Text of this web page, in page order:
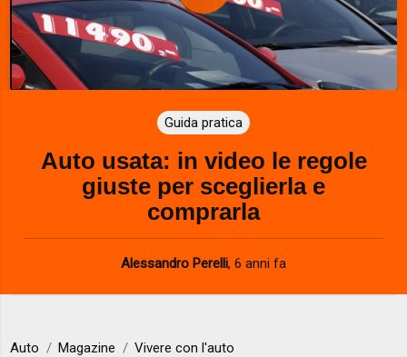
P
l
a
y
V
i
d
e
Guida pratica
Auto usata: in video le regole
giuste per sceglierla e
comprarla
Alessandro Perelli, 6 anni fa
Auto Magazine Vivere con l'auto